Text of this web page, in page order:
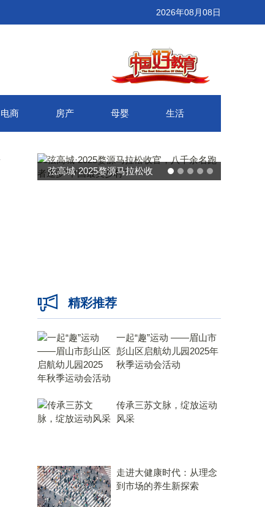
2026年08月08日
电商 房产 母婴 生活
弦高城·2025婺源马拉松收
精彩推荐
一起“趣”运动 ——眉山市
彭山区启航幼儿园2025年
秋季运动会活动
传承三苏文脉，绽放运动
风采
走进大健康时代：从理念
到市场的养生新探索